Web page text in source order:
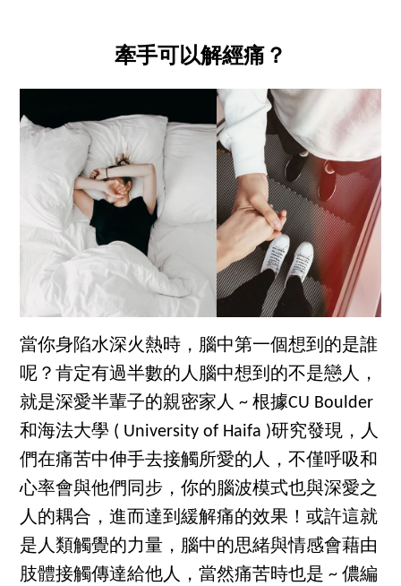
牽手可以解經痛？
當你身陷水深火熱時，腦中第一個想到的是誰
呢？肯定有過半數的人腦中想到的不是戀人，
就是深愛半輩子的親密家人 ~ 根據CU Boulder
和海法大學 ( University of Haifa )研究發現，人
們在痛苦中伸手去接觸所愛的人，不僅呼吸和
心率會與他們同步，你的腦波模式也與深愛之
人的耦合，進而達到緩解痛的效果！或許這就
是人類觸覺的力量，腦中的思緒與情感會藉由
肢體接觸傳達給他人，當然痛苦時也是 ~ 儂編